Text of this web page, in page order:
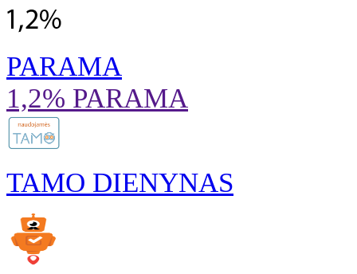
PARAMA
1,2% PARAMA
TAMO DIENYNAS